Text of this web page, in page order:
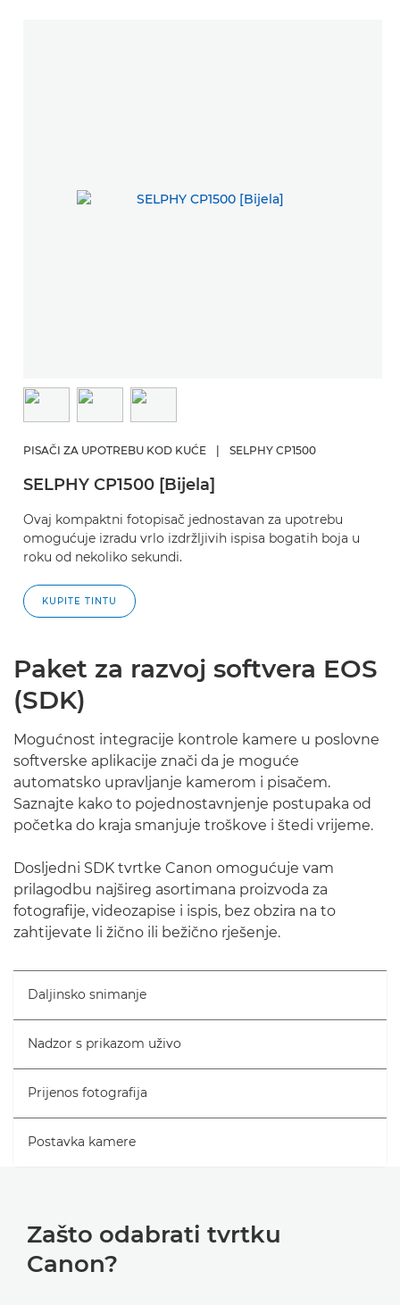
PISAČI ZA UPOTREBU KOD KUĆE SELPHY CP1500
SELPHY CP1500 [Bijela]
Ovaj kompaktni fotopisač jednostavan za upotrebu
omogućuje izradu vrlo izdržljivih ispisa bogatih boja u
roku od nekoliko sekundi.
KUPITE TINTU
Paket za razvoj softvera EOS
(SDK)
Mogućnost integracije kontrole kamere u poslovne
softverske aplikacije znači da je moguće
automatsko upravljanje kamerom i pisačem.
Saznajte kako to pojednostavnjenje postupaka od
početka do kraja smanjuje troškove i štedi vrijeme.
Dosljedni SDK tvrtke Canon omogućuje vam
prilagodbu najšireg asortimana proizvoda za
fotografije, videozapise i ispis, bez obzira na to
zahtijevate li žično ili bežično rješenje.
Daljinsko snimanje
Nadzor s prikazom uživo
Prijenos fotografija
Postavka kamere
Zašto odabrati tvrtku
Canon?